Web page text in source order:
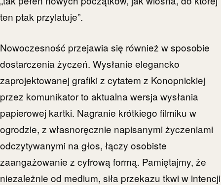
ten ptak przylatuje”.
Nowoczesność przejawia się również w sposobie
dostarczenia życzeń. Wysłanie elegancko
zaprojektowanej grafiki z cytatem z Konopnickiej
przez komunikator to aktualna wersja wysłania
papierowej kartki. Nagranie krótkiego filmiku w
ogrodzie, z własnoręcznie napisanymi życzeniami
odczytywanymi na głos, łączy osobiste
zaangażowanie z cyfrową formą. Pamiętajmy, że
niezależnie od medium, siła przekazu tkwi w intencji